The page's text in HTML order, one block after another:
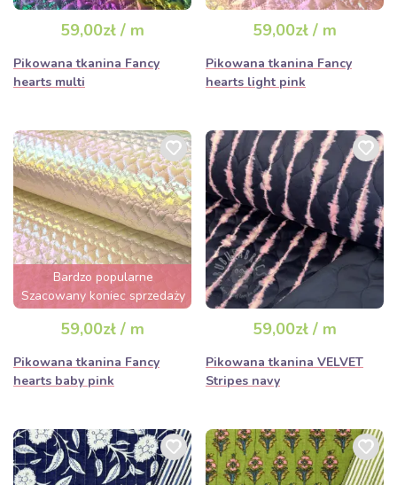
59,00zł / m
Pikowana tkanina Fancy
hearts multi
59,00zł / m
Pikowana tkanina Fancy
hearts light pink
Bardzo popularne
Szacowany koniec sprzedaży
za 2 dni
59,00zł / m
Pikowana tkanina Fancy
hearts baby pink
59,00zł / m
Pikowana tkanina VELVET
Stripes navy